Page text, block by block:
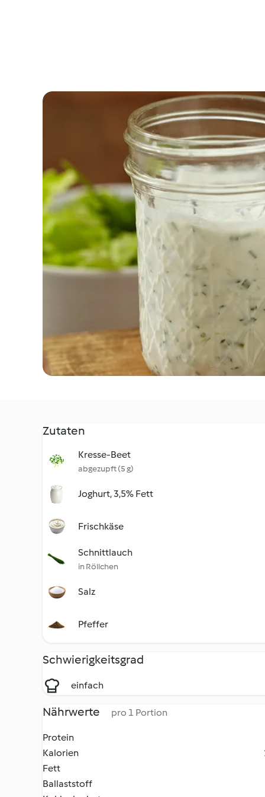
Zutaten
Kresse-Beet
abgezupft (5 g)
Joghurt, 3,5% Fett
Frischkäse
Schnittlauch
in Röllchen
Salz
Pfeffer
Schwierigkeitsgrad
einfach
Nährwerte pro 1 Portion
Protein
Kalorien
Fett
Ballaststoff